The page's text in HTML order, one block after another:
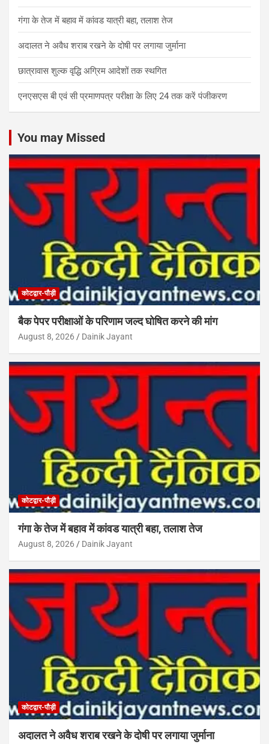
गंगा के तेज में बहाव में कांवड यात्री बहा, तलाश तेज
अदालत ने अवैध शराब रखने के दोषी पर लगाया जुर्माना
छात्रावास शुल्क वृद्धि अग्रिम आदेशों तक स्थगित
एनएसएस बी एवं सी प्रमाणपत्र परीक्षा के लिए 24 तक करें पंजीकरण
You may Missed
कोटद्वार-पौड़ी
बैक पेपर परीक्षाओं के परिणाम जल्द घोषित करने की मांग
August 8, 2026 Dainik Jayant
कोटद्वार-पौड़ी
गंगा के तेज में बहाव में कांवड यात्री बहा, तलाश तेज
August 8, 2026 Dainik Jayant
कोटद्वार-पौड़ी
अदालत ने अवैध शराब रखने के दोषी पर लगाया जुर्माना